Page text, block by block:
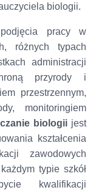
biologii.
pracy w
różnych typach
administracji
przyrody i
przestrzennym,
monitoringiem
biologiijest
kształcenia
zawodowych
typie szkół
kwalifikacji